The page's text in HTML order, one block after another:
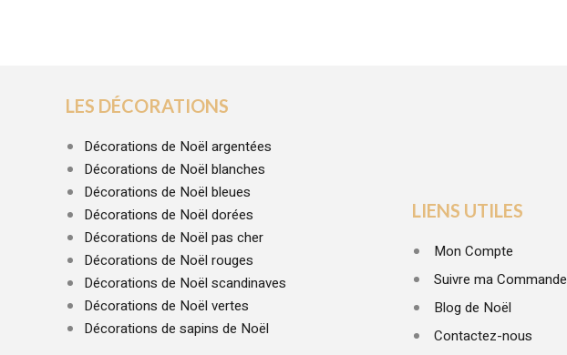
LES DÉCORATIONS
Décorations de Noël argentées
Décorations de Noël blanches
Décorations de Noël bleues
Décorations de Noël dorées
Décorations de Noël pas cher
Décorations de Noël rouges
Décorations de Noël scandinaves
Décorations de Noël vertes
Décorations de sapins de Noël
LIENS UTILES
Mon Compte
Suivre ma Commande
Blog de Noël
Contactez-nous